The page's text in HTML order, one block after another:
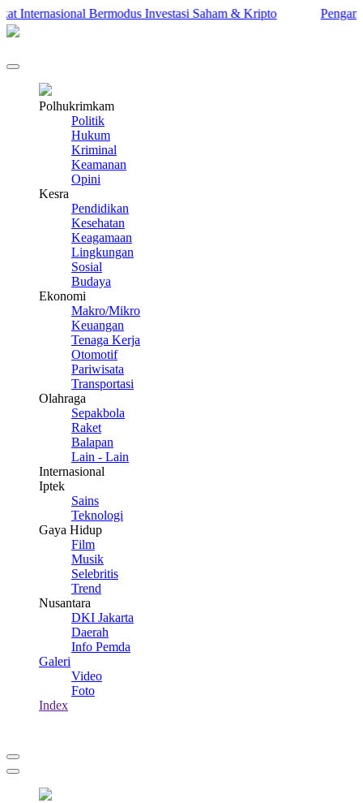
Bermodus Investasi Saham & Kripto Pengamat
Polhukrimkam
Politik
Hukum
Kriminal
Keamanan
Opini
Kesra
Pendidikan
Kesehatan
Keagamaan
Lingkungan
Sosial
Budaya
Ekonomi
Makro/Mikro
Keuangan
Tenaga Kerja
Otomotif
Pariwisata
Transportasi
Olahraga
Sepakbola
Raket
Balapan
Lain - Lain
Internasional
Iptek
Sains
Teknologi
Gaya Hidup
Film
Musik
Selebritis
Trend
Nusantara
DKI Jakarta
Daerah
Info Pemda
Galeri
Video
Foto
Index